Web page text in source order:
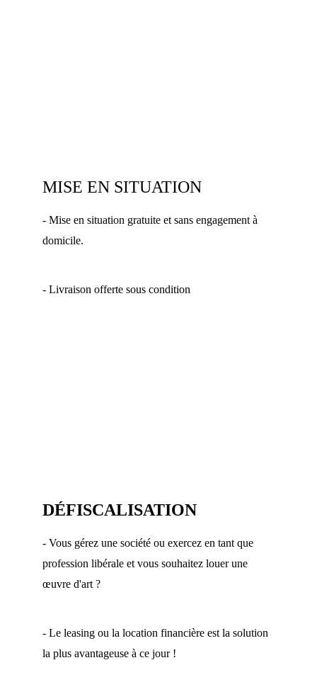
MISE EN SITUATION
- Mise en situation gratuite et sans engagement à
domicile.
- Livraison offerte sous condition
DÉFISCALISATION
- Vous gérez une société ou exercez en tant que
profession libérale et vous souhaitez louer une
œuvre d'art ?
- Le leasing ou la location financière est la solution
la plus avantageuse à ce jour !